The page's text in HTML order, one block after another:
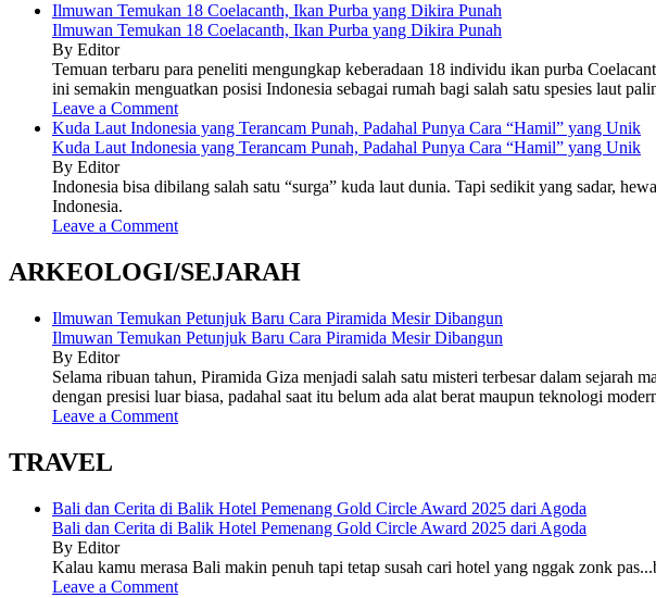
Ilmuwan Temukan 18 Coelacanth, Ikan Purba yang Dikira Punah
Ilmuwan Temukan 18 Coelacanth, Ikan Purba yang Dikira Punah
By Editor
Temuan terbaru para peneliti mengungkap keberadaan 18 individu ikan purba
ini semakin menguatkan posisi Indonesia sebagai rumah bagi salah satu spesies laut
Leave a Comment
Kuda Laut Indonesia yang Terancam Punah, Padahal Punya Cara “Hamil” yang Unik
Kuda Laut Indonesia yang Terancam Punah, Padahal Punya Cara “Hamil” yang Unik
By Editor
Indonesia bisa dibilang salah satu “surga” kuda laut dunia. Tapi sedikit yang sadar,
Indonesia.
Leave a Comment
ARKEOLOGI/SEJARAH
Ilmuwan Temukan Petunjuk Baru Cara Piramida Mesir Dibangun
Ilmuwan Temukan Petunjuk Baru Cara Piramida Mesir Dibangun
By Editor
Selama ribuan tahun, Piramida Giza menjadi salah satu misteri terbesar dalam sejarah
dengan presisi luar biasa, padahal saat itu belum ada alat berat maupun teknologi
Leave a Comment
TRAVEL
Bali dan Cerita di Balik Hotel Pemenang Gold Circle Award 2025 dari Agoda
Bali dan Cerita di Balik Hotel Pemenang Gold Circle Award 2025 dari Agoda
By Editor
Kalau kamu merasa Bali makin penuh tapi tetap susah cari hotel yang nggak zonk
Leave a Comment